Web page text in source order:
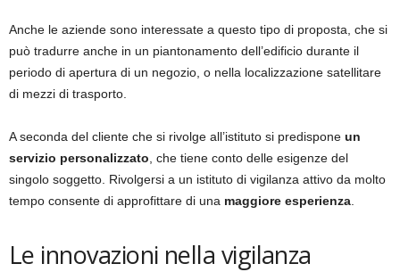
Anche le aziende sono interessate a questo tipo di proposta, che si
può tradurre anche in un piantonamento dell’edificio durante il
periodo di apertura di un negozio, o nella localizzazione satellitare
di mezzi di trasporto.
A seconda del cliente che si rivolge all’istituto si predispone un
servizio personalizzato , che tiene conto delle esigenze del
singolo soggetto. Rivolgersi a un istituto di vigilanza attivo da molto
tempo consente di approfittare di una maggiore esperienza
Le innovazioni nella vigilanza